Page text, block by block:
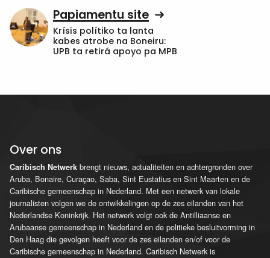
Papiamentu site
Krísis polítiko ta lanta
kabes atrobe na Boneiru:
UPB ta retirá apoyo pa MPB
Over ons
Caribisch Netwerk brengt nieuws, actualiteiten en achtergronden over
Aruba, Bonaire, Curaçao, Saba, Sint Eustatius en Sint Maarten en de
Caribische gemeenschap in Nederland. Met een netwerk van lokale
journalisten volgen we de ontwikkelingen op de zes eilanden van het
Nederlandse Koninkrijk. Het netwerk volgt ook de Antilliaanse en
Arubaanse gemeenschap in Nederland en de politieke besluitvorming in
Den Haag die gevolgen heeft voor de zes eilanden en/of voor de
Caribische gemeenschap in Nederland. Caribisch Netwerk is